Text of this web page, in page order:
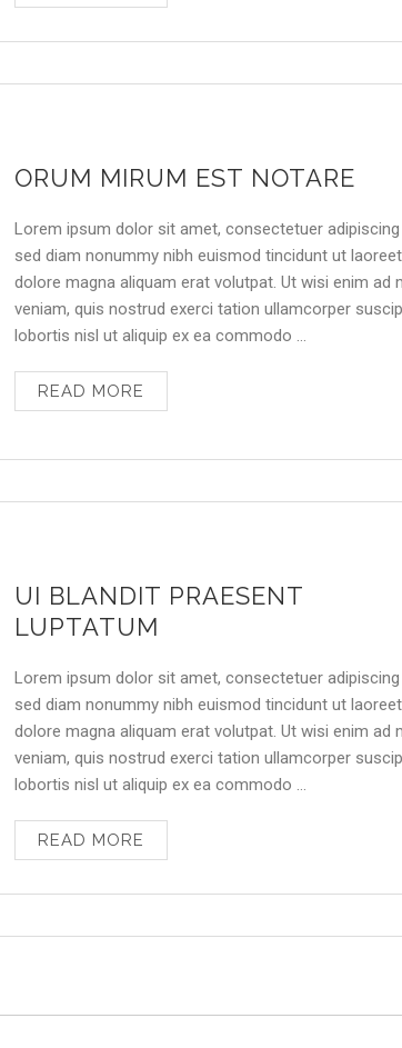
ORUM MIRUM EST NOTARE
Lorem ipsum dolor sit amet, consectetuer adipiscing
sed diam nonummy nibh euismod tincidunt ut laoreet
dolore magna aliquam erat volutpat. Ut wisi enim ad
veniam, quis nostrud exerci tation ullamcorper
lobortis nisl ut aliquip ex ea commodo …
READ MORE
UI BLANDIT PRAESENT
LUPTATUM
Lorem ipsum dolor sit amet, consectetuer adipiscing
sed diam nonummy nibh euismod tincidunt ut laoreet
dolore magna aliquam erat volutpat. Ut wisi enim ad
veniam, quis nostrud exerci tation ullamcorper
lobortis nisl ut aliquip ex ea commodo …
READ MORE